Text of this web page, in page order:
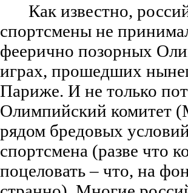
Как известно,
спортсмены не
феерично позорных
играх, прошедших
Париже. И не только
Олимпийский комитет
рядом бредовых
спортсмена (разве что
поцеловать – что, на